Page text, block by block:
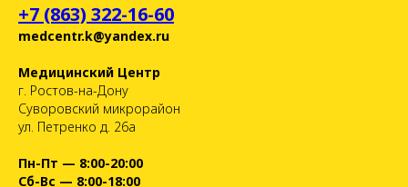
+7 (863) 322-16-60
medcentr.k@yandex.ru
Медицинский Центр
г. Ростов-на-Дону
Суворовский микрорайон
ул. Петренко д. 26а
Пн-Пт — 8:00-20:00
Сб-Вс — 8:00-18:00